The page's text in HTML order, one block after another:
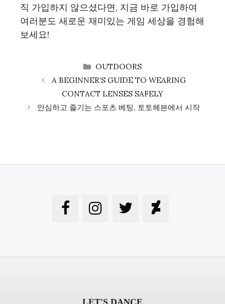
직 가입하지 않으셨다면, 지금 바로 가입하여
여러분도 새로운 재미있는 게임 세상을 경험해
보세요!
CATEGORIES
OUTDOORS
A BEGINNER’S GUIDE TO WEARING
CONTACT LENSES SAFELY
안심하고 즐기는 스포츠 베팅, 토토헤븐에서 시작
LET'S DANCE